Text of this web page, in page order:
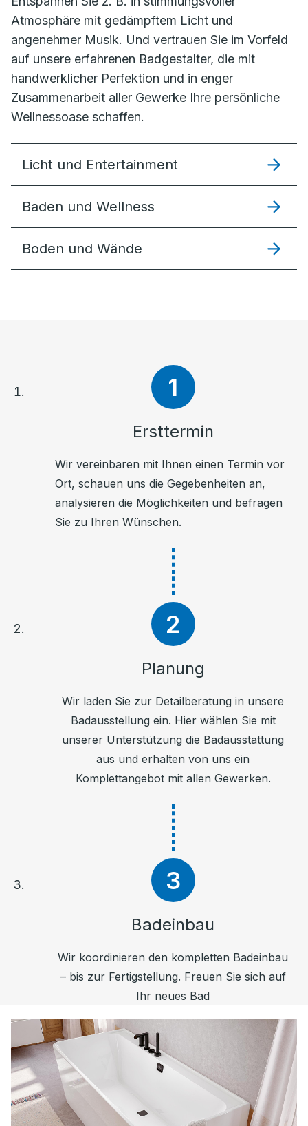
Atmosphäre mit gedämpftem Licht und
angenehmer Musik. Und vertrauen Sie im Vorfeld
auf unsere erfahrenen Badgestalter, die mit
handwerklicher Perfektion und in enger
Zusammenarbeit aller Gewerke Ihre persönliche
Wellnessoase schaffen.
Licht und Entertainment
Baden und Wellness
Boden und Wände
Ersttermin
Wir vereinbaren mit Ihnen einen Termin vor
Ort, schauen uns die Gegebenheiten an,
analysieren die Möglichkeiten und befragen
Sie zu Ihren Wünschen.
Planung
Wir laden Sie zur Detailberatung in unsere
Badausstellung ein. Hier wählen Sie mit
unserer Unterstützung die Badausstattung
aus und erhalten von uns ein
Komplettangebot mit allen Gewerken.
Badeinbau
Wir koordinieren den kompletten Badeinbau
– bis zur Fertigstellung. Freuen Sie sich auf
Ihr neues Bad